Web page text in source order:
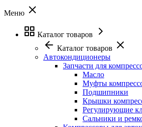
Меню
Каталог товаров
Каталог товаров
Автокондиционеры
Запчасти для
Масло
Муфты
Подшипники
Крышки
Регулирующие
Сальники и